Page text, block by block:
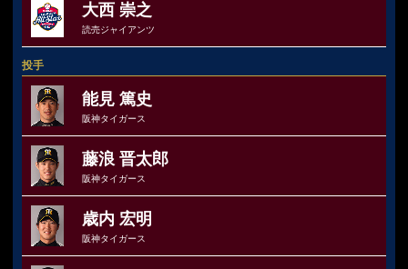
大西 崇之
読売ジャイアンツ
投手
能見 篤史
阪神タイガース
藤浪 晋太郎
阪神タイガース
歳内 宏明
阪神タイガース